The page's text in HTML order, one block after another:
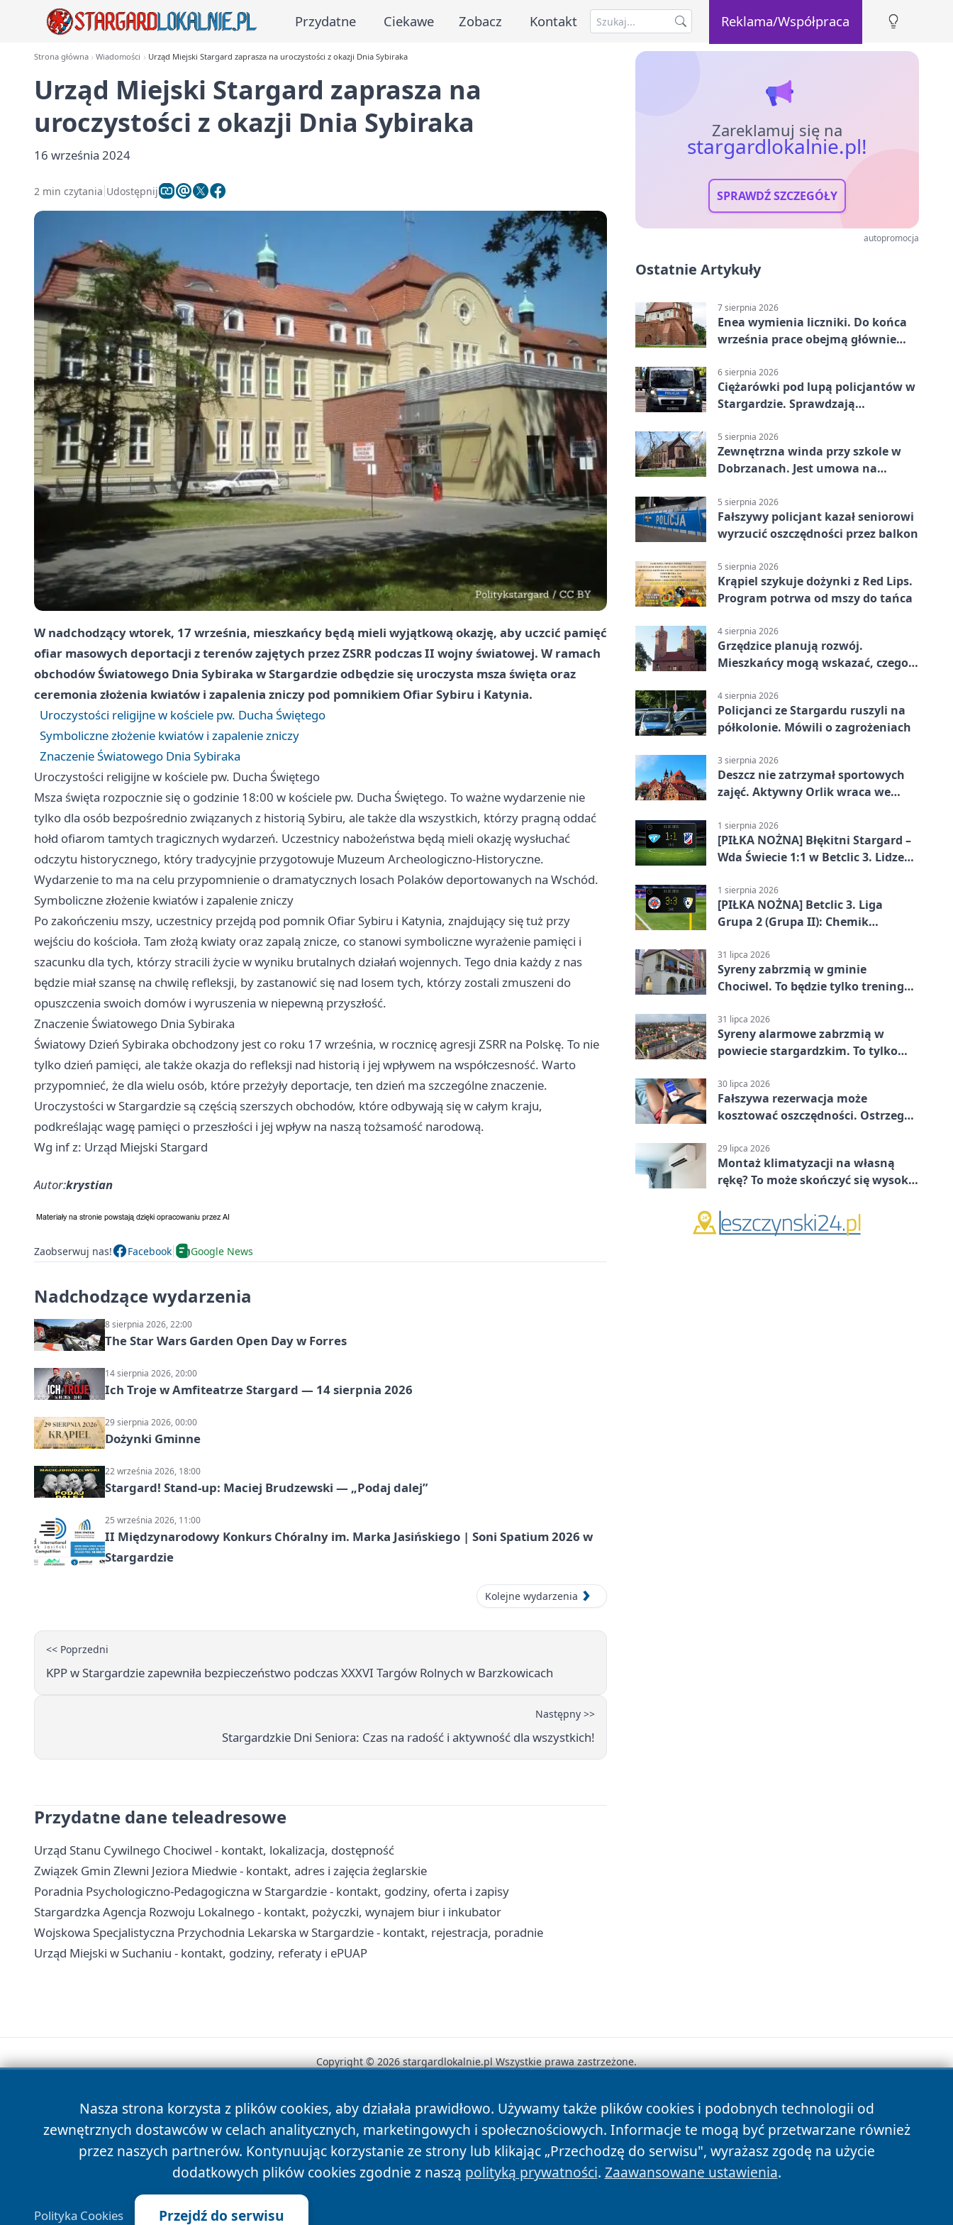
Przydatne Ciekawe Zobacz Kontakt Reklama/Współpraca
Strona główna Wiadomości Urząd Miejski Stargard zaprasza na uroczystości z okazji Dnia Sybiraka
Urząd Miejski Stargard zaprasza na
uroczystości z okazji Dnia Sybiraka
16 września 2024
2 min czytania Udostępnij
W nadchodzący wtorek, 17 września, mieszkańcy będą mieli wyjątkową okazję, aby uczcić pamięć
ofiar masowych deportacji z terenów zajętych przez ZSRR podczas II wojny światowej. W ramach
obchodów Światowego Dnia Sybiraka w Stargardzie odbędzie się uroczysta msza święta oraz
ceremonia złożenia kwiatów i zapalenia zniczy pod pomnikiem Ofiar Sybiru i Katynia.
Uroczystości religijne w kościele pw. Ducha Świętego
Symboliczne złożenie kwiatów i zapalenie zniczy
Znaczenie Światowego Dnia Sybiraka
Uroczystości religijne w kościele pw. Ducha Świętego
Msza święta rozpocznie się o godzinie 18:00 w kościele pw. Ducha Świętego. To ważne wydarzenie nie
tylko dla osób bezpośrednio związanych z historią Sybiru, ale także dla wszystkich, którzy pragną oddać
hołd ofiarom tamtych tragicznych wydarzeń. Uczestnicy nabożeństwa będą mieli okazję wysłuchać
odczytu historycznego, który tradycyjnie przygotowuje Muzeum Archeologiczno-Historyczne.
Wydarzenie to ma na celu przypomnienie o dramatycznych losach Polaków deportowanych na Wschód.
Symboliczne złożenie kwiatów i zapalenie zniczy
Po zakończeniu mszy, uczestnicy przejdą pod pomnik Ofiar Sybiru i Katynia, znajdujący się tuż przy
wejściu do kościoła. Tam złożą kwiaty oraz zapalą znicze, co stanowi symboliczne wyrażenie pamięci i
szacunku dla tych, którzy stracili życie w wyniku brutalnych działań wojennych. Tego dnia każdy z nas
będzie miał szansę na chwilę refleksji, by zastanowić się nad losem tych, którzy zostali zmuszeni do
opuszczenia swoich domów i wyruszenia w niepewną przyszłość.
Znaczenie Światowego Dnia Sybiraka
Światowy Dzień Sybiraka obchodzony jest co roku 17 września, w rocznicę agresji ZSRR na Polskę. To nie
tylko dzień pamięci, ale także okazja do refleksji nad historią i jej wpływem na współczesność. Warto
przypomnieć, że dla wielu osób, które przeżyły deportacje, ten dzień ma szczególne znaczenie.
Uroczystości w Stargardzie są częścią szerszych obchodów, które odbywają się w całym kraju,
podkreślając wagę pamięci o przeszłości i jej wpływ na naszą tożsamość narodową.
Wg inf z: Urząd Miejski Stargard
Autor:krystian
Zaobserwuj nas! Facebook Google News
Nadchodzące wydarzenia
8 sierpnia 2026, 22:00
The Star Wars Garden Open Day w Forres
14 sierpnia 2026, 20:00
Ich Troje w Amfiteatrze Stargard — 14 sierpnia 2026
29 sierpnia 2026, 00:00
Dożynki Gminne
22 września 2026, 18:00
Stargard! Stand-up: Maciej Brudzewski — „Podaj dalej”
25 września 2026, 11:00
II Międzynarodowy Konkurs Chóralny im. Marka Jasińskiego | Soni Spatium 2026 w
Stargardzie
Kolejne wydarzenia
<< Poprzedni
KPP w Stargardzie zapewniła bezpieczeństwo podczas XXXVI Targów Rolnych w Barzkowicach
Następny >>
Stargardzkie Dni Seniora: Czas na radość i aktywność dla wszystkich!
Przydatne dane teleadresowe
Urząd Stanu Cywilnego Chociwel - kontakt, lokalizacja, dostępność
Związek Gmin Zlewni Jeziora Miedwie - kontakt, adres i zajęcia żeglarskie
Poradnia Psychologiczno-Pedagogiczna w Stargardzie - kontakt, godziny, oferta i zapisy
Stargardzka Agencja Rozwoju Lokalnego - kontakt, pożyczki, wynajem biur i inkubator
Wojskowa Specjalistyczna Przychodnia Lekarska w Stargardzie - kontakt, rejestracja, poradnie
Urząd Miejski w Suchaniu - kontakt, godziny, referaty i ePUAP
Zareklamuj się na
stargardlokalnie.pl!
SPRAWDŹ SZCZEGÓŁY
autopromocja
Ostatnie Artykuły
7 sierpnia 2026
Enea wymienia liczniki. Do końca
września prace obejmą głównie
6 sierpnia 2026
Ciężarówki pod lupą policjantów w
Stargardzie. Sprawdzają
5 sierpnia 2026
Zewnętrzna winda przy szkole w
Dobrzanach. Jest umowa na
5 sierpnia 2026
Fałszywy policjant kazał seniorowi
wyrzucić oszczędności przez balkon
5 sierpnia 2026
Krąpiel szykuje dożynki z Red Lips.
Program potrwa od mszy do tańca
4 sierpnia 2026
Grzędzice planują rozwój.
Mieszkańcy mogą wskazać, czego
4 sierpnia 2026
Policjanci ze Stargardu ruszyli na
półkolonie. Mówili o zagrożeniach
3 sierpnia 2026
Deszcz nie zatrzymał sportowych
zajęć. Aktywny Orlik wraca we
1 sierpnia 2026
[PIŁKA NOŻNA] Błękitni Stargard –
Wda Świecie 1:1 w Betclic 3. Lidze
1 sierpnia 2026
[PIŁKA NOŻNA] Betclic 3. Liga
Grupa 2 (Grupa II): Chemik
Stargard 3:3
31 lipca 2026
Syreny zabrzmią w gminie
Chociwel. To będzie tylko trening
31 lipca 2026
Syreny alarmowe zabrzmią w
powiecie stargardzkim. To tylko
30 lipca 2026
Fałszywa rezerwacja może
kosztować oszczędności. Ostrzega
29 lipca 2026
Montaż klimatyzacji na własną
rękę? To może skończyć się wysoką
Nasza strona korzysta z plików cookies, aby działała prawidłowo. Używamy także plików cookies i podobnych technologii od
zewnętrznych dostawców w celach analitycznych, marketingowych i społecznościowych. Informacje te mogą być przetwarzane również
przez naszych partnerów. Kontynuując korzystanie ze strony lub klikając „Przechodzę do serwisu", wyrażasz zgodę na użycie
dodatkowych plików cookies zgodnie z naszą polityką prywatności. Zaawansowane ustawienia.
Polityka Cookies Przejdź do serwisu
Copyright © 2026 stargardlokalnie.pl Wszystkie prawa zastrzeżone.
News Autorzy Polityka Prywatności Polityka Cookies